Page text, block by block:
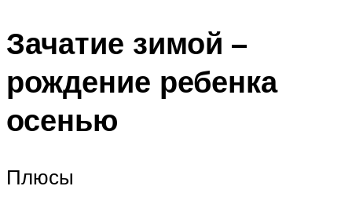
Зачатие зимой –
рождение ребенка
осенью
Плюсы